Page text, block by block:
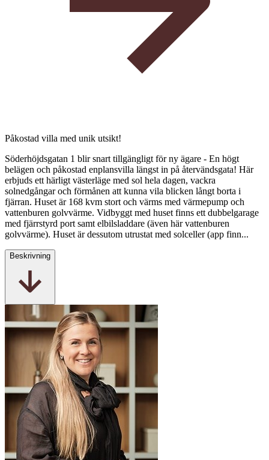
Påkostad villa med unik utsikt!
Söderhöjdsgatan 1 blir snart tillgängligt för ny ägare - En högt
belägen och påkostad enplansvilla längst in på återvändsgata! Här
erbjuds ett härligt västerläge med sol hela dagen, vackra
solnedgångar och förmånen att kunna vila blicken långt borta i
fjärran. Huset är 168 kvm stort och värms med värmepump och
vattenburen golvvärme. Vidbyggt med huset finns ett dubbelgarage
med fjärrstyrd port samt elbilsladdare (även här vattenburen
golvvärme). Huset är dessutom utrustat med solceller (app finn...
Beskrivning